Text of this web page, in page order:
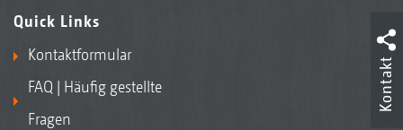
Quick Links
Kontaktformular
FAQ | Häufig gestellte
Fragen
Kontakt